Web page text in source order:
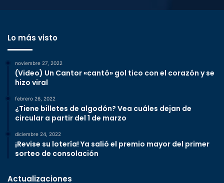
Lo más visto
noviembre 27, 2022
(Video) Un Cantor «cantó» gol tico con el corazón y se
hizo viral
febrero 26, 2022
¿Tiene billetes de algodón? Vea cuáles dejan de
circular a partir del 1 de marzo
diciembre 24, 2022
¡Revise su lotería! Ya salió el premio mayor del primer
sorteo de consolación
Actualizaciones